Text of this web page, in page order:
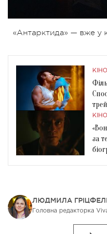
«Антарктида» — вже у
КІНО
КІНО
за
ЛЮДМИЛА
Головна редакторка